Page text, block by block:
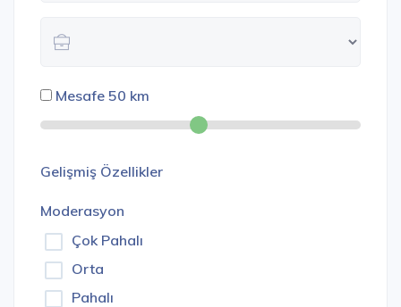
Mesafe 50 km
Gelişmiş Özellikler
Moderasyon
Çok Pahalı
Orta
Pahalı